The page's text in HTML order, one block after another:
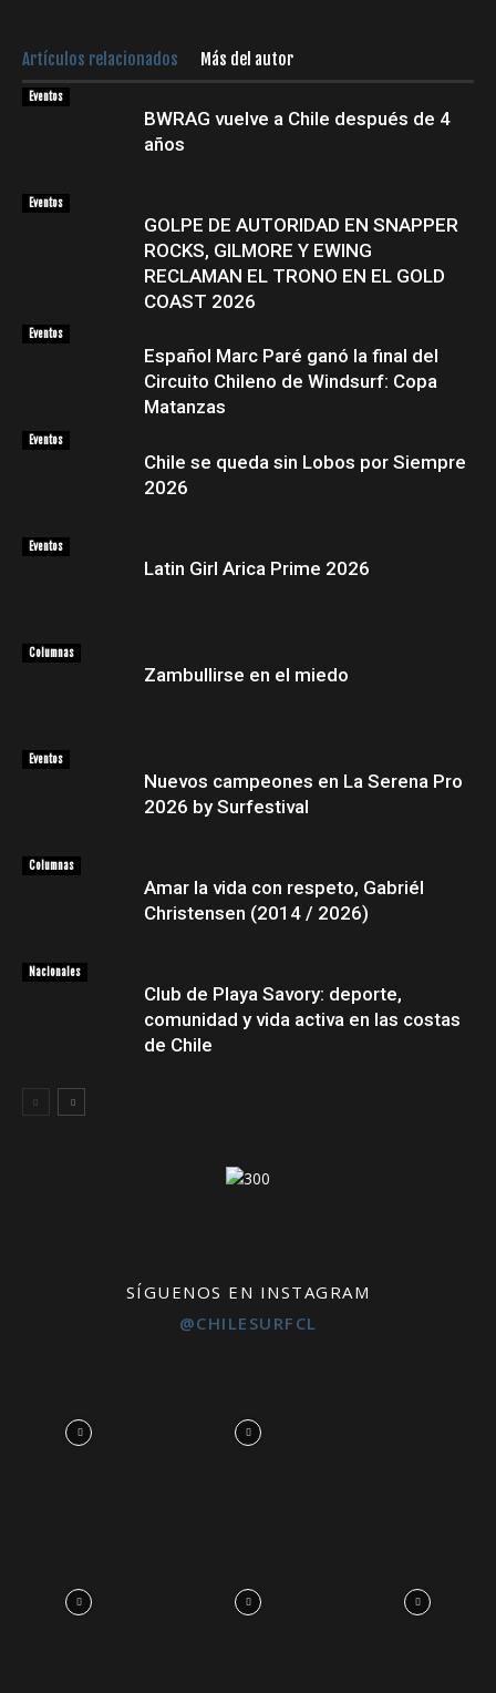
Artículos relacionados Más del autor
Eventos
BWRAG vuelve a Chile después de 4
años
Eventos
GOLPE DE AUTORIDAD EN SNAPPER
ROCKS, GILMORE Y EWING
RECLAMAN EL TRONO EN EL GOLD
COAST 2026
Eventos
Español Marc Paré ganó la final del
Circuito Chileno de Windsurf: Copa
Matanzas
Eventos
Chile se queda sin Lobos por Siempre
2026
Eventos
Latin Girl Arica Prime 2026
Columnas
Zambullirse en el miedo
Eventos
Nuevos campeones en La Serena Pro
2026 by Surfestival
Columnas
Amar la vida con respeto, Gabriél
Christensen (2014 / 2026)
Nacionales
Club de Playa Savory: deporte,
comunidad y vida activa en las costas
de Chile
SÍGUENOS EN INSTAGRAM
@CHILESURFCL